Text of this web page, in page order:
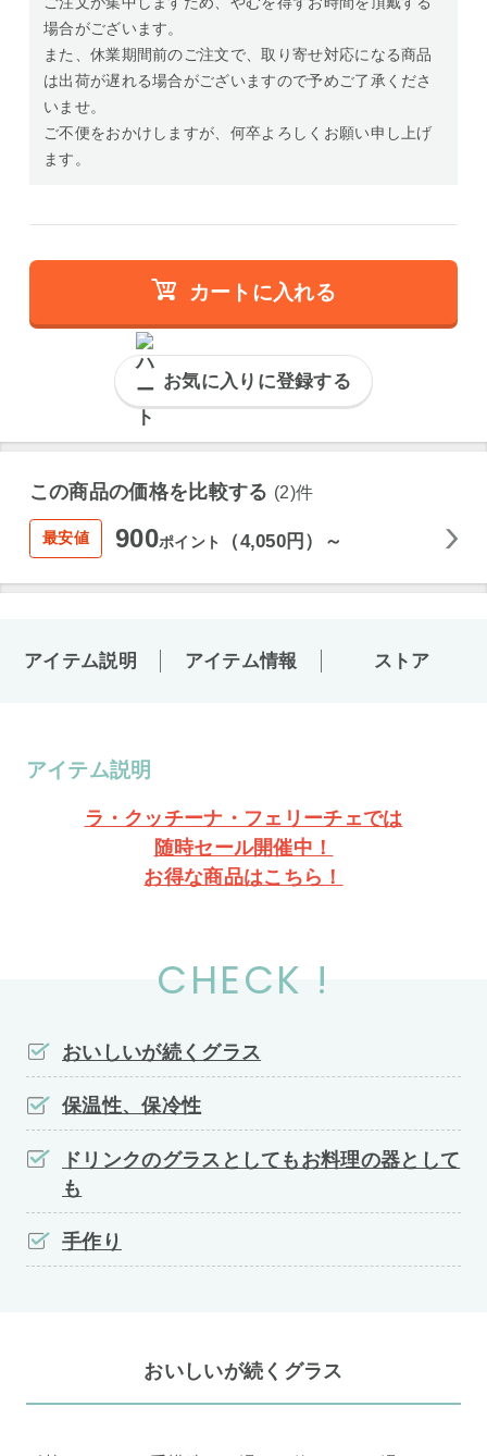
場合がございます。
また、休業期間前のご注文で、取り寄せ対応になる商品
は出荷が遅れる場合がございますので予めご了承くださ
いませ。
ご不便をおかけしますが、何卒よろしくお願い申し上げ
ます。
カートに入れる
お気に入りに登録する
この商品の価格を比較する (2)件
最安値 900ポイント （4,050円）～
アイテム説明 アイテム情報 ストア
アイテム説明
ラ・クッチーナ・フェリーチェでは
随時セール開催中！
お得な商品はこちら！
CHECK !
おいしいが続くグラス
保温性、保冷性
ドリンクのグラスとしてもお料理の器として
も
手作り
おいしいが続くグラス